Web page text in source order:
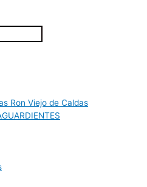
Ron Viejo de Caldas